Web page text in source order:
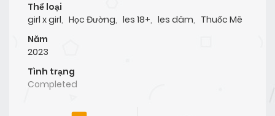
Thể loại
girl x girl, Học Đường, les 18+, les dâm, Thuốc Mê
Năm
2023
Tình trạng
Completed